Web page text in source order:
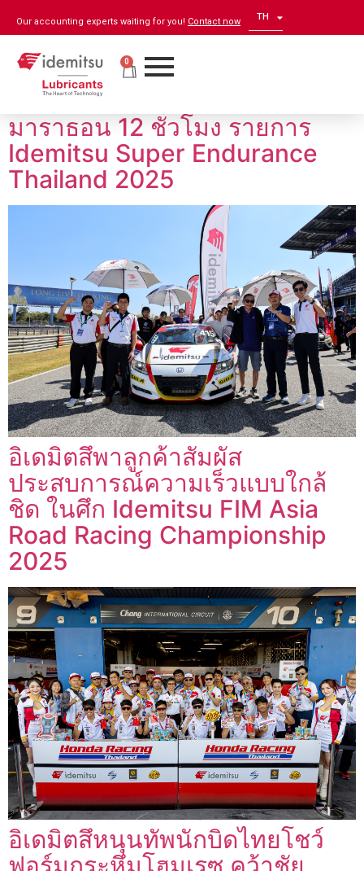
Our accounting experts waiting for you! Contact now TH
EN
0
การแข่งขันรถยนต์ทางเรียบแบบ
มาราธอน 12 ชั่วโมง รายการ
Idemitsu Super Endurance
Thailand 2025
อิเดมิตสึพาลูกค้าสัมผัส
ประสบการณ์ความเร็วแบบใกล้
ชิด ในศึก Idemitsu FIM Asia
Road Racing Championship
2025
อิเดมิตสึหนุนทัพนักบิดไทยโชว์
ฟอร์มกระหึ่มโฮมเรซ คว้าชัย